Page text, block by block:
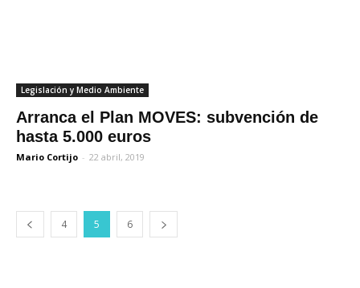
Legislación y Medio Ambiente
Arranca el Plan MOVES: subvención de
hasta 5.000 euros
Mario Cortijo - 22 abril, 2019
4 5 6